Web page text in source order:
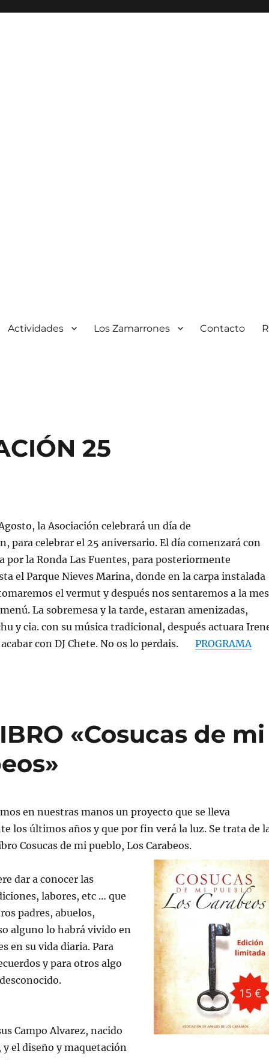
Actividades Los Zamarrones Contacto
25
la Asociación celebrará un día de
para celebrar el 25 aniversario. El día comenzará con
por la Ronda Las Fuentes, para posteriormente
el Parque Nieves Marina, donde en la carpa instalada
el vermut y después nos sentaremos a la
La sobremesa y la tarde, estaran amenizadas,
y cia. con su música tradicional, después actuara
con DJ Chete. No os lo perdais. PROGRAMA
«Cosucas de mi
en nuestras manos un proyecto que se lleva
los últimos años y que por fin verá la luz. Se trata de
Cosucas de mi pueblo, Los Carabeos.
dar a conocer las
labores, etc … que
padres, abuelos,
alguno lo habrá vivido en
en su vida diaria. Para
y para otros algo
Campo Alvarez, nacido
y el diseño y maquetación